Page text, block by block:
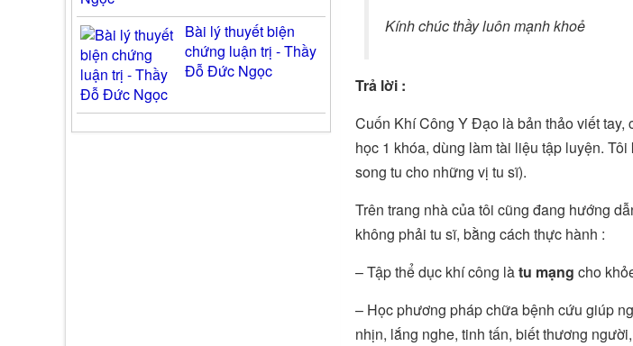
Kính chúc thầy luôn mạnh khoẻ
Trả lời :
Cuốn Khí Công Y Đạo là bản thảo viết tay,
học 1 khóa, dùng làm tài liệu tập luyện.
song tu cho những vị tu sĩ).
Trên trang nhà của tôi cũng đang hướng
không phải tu sĩ, bằng cách thực hành :
– Tập thể dục khí công làtu mạng cho
– Học phương pháp chữa bệnh cứu giúp
nhịn, lắng nghe, tinh tấn, biết thương
Bài lý thuyết biện
chứng luận trị - Thầy
Đỗ Đức Ngọc